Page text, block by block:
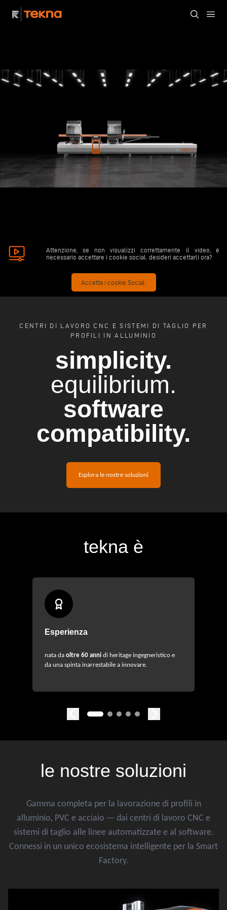
Attenzione, se non visualizzi correttamente il video, è
necessario accettare i cookie social. desideri accettarli ora?
Accetta i cookie Social
CENTRI DI LAVORO CNC E SISTEMI DI TAGLIO PER
PROFILI IN ALLUMINIO
simplicity.
equilibrium.
software
compatibility.
Esplora le nostre soluzioni
tekna è
Esperienza
nata da oltre 60 anni di heritage ingegneristico e
da una spinta inarrestabile a innovare.
le nostre soluzioni
Gamma completa per la lavorazione di profili in
alluminio, PVC e acciaio — dai centri di lavoro CNC e
sistemi di taglio alle linee automatizzate e al software.
Connessi in un unico ecosistema intelligente per la Smart
Factory.